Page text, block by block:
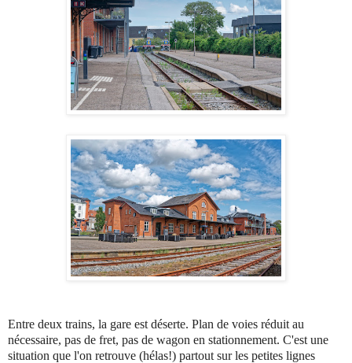
Entre deux trains, la gare est déserte. Plan de voies réduit au
nécessaire, pas de fret, pas de wagon en stationnement. C'est une
situation que l'on retrouve (hélas!) partout sur les petites lignes